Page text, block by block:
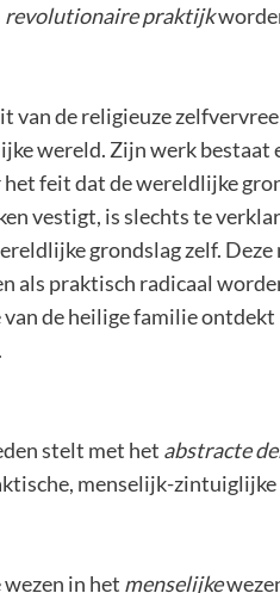
revolutionaire praktijk
van de religieuze
wereld. Zijn werk
feit dat de wereldlijke
vestigt, is slechts te
grondslag zelf.
als praktisch radicaal
de heilige familie
stelt met het abstracte
menselijk-
in het menselijke